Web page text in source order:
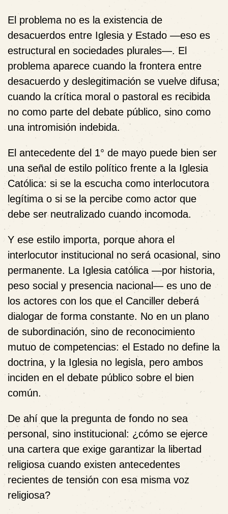
El problema no es la existencia de
desacuerdos entre Iglesia y Estado —eso es
estructural en sociedades plurales—. El
problema aparece cuando la frontera entre
desacuerdo y deslegitimación se vuelve difusa;
cuando la crítica moral o pastoral es recibida
no como parte del debate público, sino como
una intromisión indebida.
El antecedente del 1° de mayo puede bien ser
una señal de estilo político frente a la Iglesia
Católica: si se la escucha como interlocutora
legítima o si se la percibe como actor que
debe ser neutralizado cuando incomoda.
Y ese estilo importa, porque ahora el
interlocutor institucional no será ocasional, sino
permanente. La Iglesia católica —por historia,
peso social y presencia nacional— es uno de
los actores con los que el Canciller deberá
dialogar de forma constante. No en un plano
de subordinación, sino de reconocimiento
mutuo de competencias: el Estado no define la
doctrina, y la Iglesia no legisla, pero ambos
inciden en el debate público sobre el bien
común.
De ahí que la pregunta de fondo no sea
personal, sino institucional: ¿cómo se ejerce
una cartera que exige garantizar la libertad
religiosa cuando existen antecedentes
recientes de tensión con esa misma voz
religiosa?